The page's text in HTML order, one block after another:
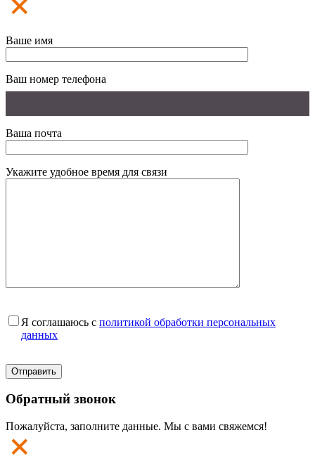
Ваше имя
Ваш номер телефона
Ваша почта
Укажите удобное время для связи
Я соглашаюсь с политикой обработки персональных
данных
Обратный звонок
Пожалуйста, заполните данные. Мы с вами свяжемся!